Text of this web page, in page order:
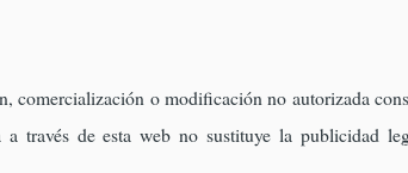
comercialización o modificación no autorizada
través de esta web no sustituye la publicidad